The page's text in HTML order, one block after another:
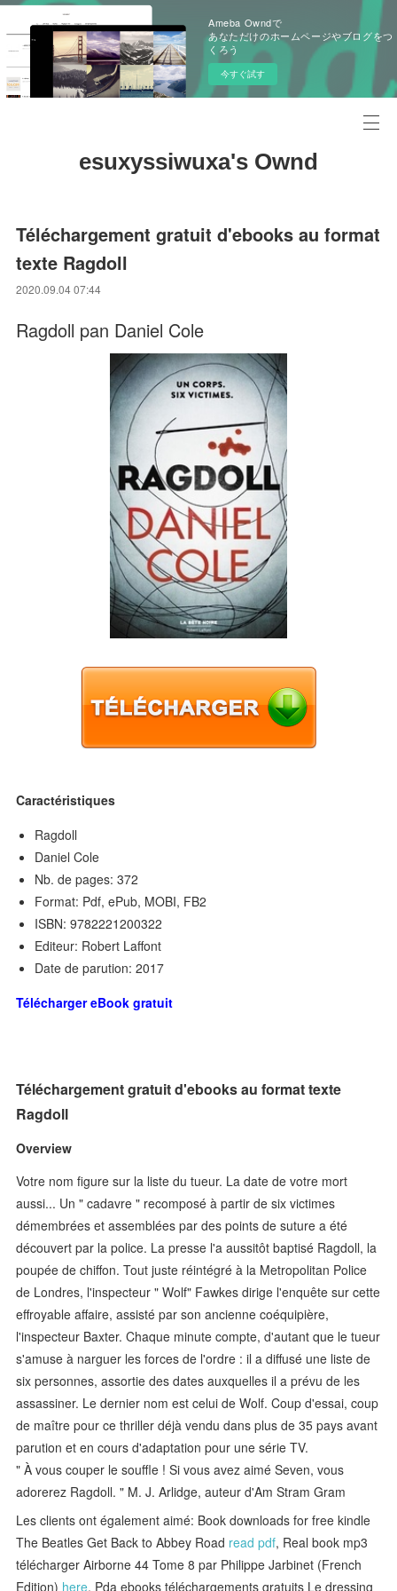
Ameba Owndで
あなただけのホームページやブログをつ
くろう
今すぐ試す
esuxyssiwuxa's Ownd
Téléchargement gratuit d'ebooks au format
texte Ragdoll
2020.09.04 07:44
Ragdoll pan Daniel Cole
Caractéristiques
Ragdoll
Daniel Cole
Nb. de pages: 372
Format: Pdf, ePub, MOBI, FB2
ISBN: 9782221200322
Editeur: Robert Laffont
Date de parution: 2017
Télécharger eBook gratuit
Téléchargement gratuit d'ebooks au format texte
Ragdoll
Overview
Votre nom figure sur la liste du tueur. La date de votre mort
aussi... Un " cadavre " recomposé à partir de six victimes
démembrées et assemblées par des points de suture a été
découvert par la police. La presse l'a aussitôt baptisé Ragdoll, la
poupée de chiffon. Tout juste réintégré à la Metropolitan Police
de Londres, l'inspecteur " Wolf" Fawkes dirige l'enquête sur cette
effroyable affaire, assisté par son ancienne coéquipière,
l'inspecteur Baxter. Chaque minute compte, d'autant que le tueur
s'amuse à narguer les forces de l'ordre : il a diffusé une liste de
six personnes, assortie des dates auxquelles il a prévu de les
assassiner. Le dernier nom est celui de Wolf. Coup d'essai, coup
de maître pour ce thriller déjà vendu dans plus de 35 pays avant
parution et en cours d'adaptation pour une série TV.
" À vous couper le souffle ! Si vous avez aimé Seven, vous
adorerez Ragdoll. " M. J. Arlidge, auteur d'Am Stram Gram
Les clients ont également aimé: Book downloads for free kindle
The Beatles Get Back to Abbey Road read pdf, Real book mp3
télécharger Airborne 44 Tome 8 par Philippe Jarbinet (French
Edition) here, Pda ebooks téléchargements gratuits Le dressing